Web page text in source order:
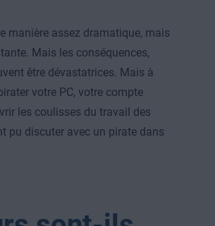
manière assez dramatique, mais
Mais les conséquences,
être dévastatrices. Mais à
votre PC, votre compte
les coulisses du travail des
pu discuter avec un pirate dans